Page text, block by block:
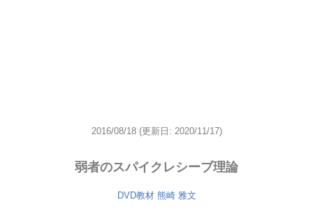
2016/08/18 (更新日: 2020/11/17)
弱者のスパイクレシーブ理論
DVD教材 熊崎 雅文